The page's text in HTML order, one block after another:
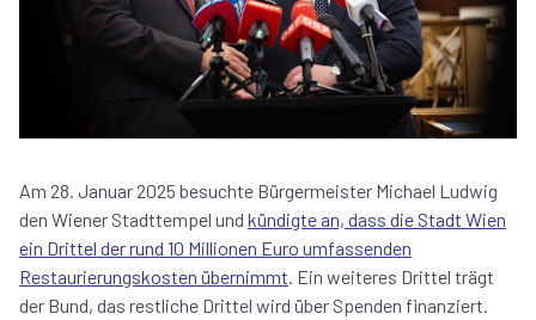
Am 28. Januar 2025 besuchte Bürgermeister Michael Ludwig
den Wiener Stadttempel und kündigte an, dass die Stadt Wien
ein Drittel der rund 10 Millionen Euro umfassenden
Restaurierungskosten übernimmt . Ein weiteres Drittel trägt
der Bund, das restliche Drittel wird über Spenden finanziert.